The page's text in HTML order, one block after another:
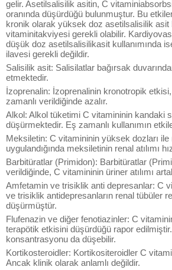
gelir. Asetilsalisilik asitin, C
oranında düşürdüğü bulunmuştur. Bu
kronik olarak yüksek doz asetilsalisilik asit
vitaminitakviyesi gerekli olabilir.
düşük doz asetilsalisilikasit kullanımında
ilavesi gerekli değildir.
Salisilik asit: Salisilatlar bağırsak
etmektedir.
İzoprenalin: İzoprenalinin kronotropik
zamanlı verildiğinde azalır.
Alkol: Alkol tüketimi C vitamininin kandaki
düşürmektedir. Eş zamanlı kullanımın
Meksiletin: C vitamininin yüksek dozları ile
uygulandığında meksiletinin renal atılımı
Barbitüratlar (Primidon): Barbitüratlar
verildiğinde, C vitamininin üriner atılımı
Amfetamin ve trisiklik anti depresanlar: C
ve trisiklik antidepresanların renal tübüler
düşürmüştür.
Flufenazin ve diğer fenotiazinler: C
terapötik etkisini düşürdüğü rapor
konsantrasyonu da düşebilir.
Kortikosteroidler: Kortikositeroidler C
Ancak klinik olarak anlamlı değildir.